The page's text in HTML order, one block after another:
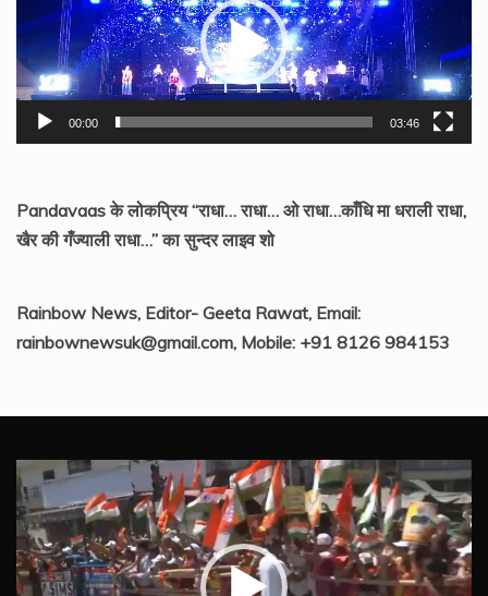
00:00 03:46
Pandavaas के लोकप्रिय “राधा… राधा… ओ राधा…काँधि मा धराली राधा,
खैर की गँज्याली राधा…” का सुन्दर लाइव शो
Rainbow News, Editor- Geeta Rawat, Email:
rainbownewsuk@gmail.com, Mobile: +91 8126 984153
Video
Player